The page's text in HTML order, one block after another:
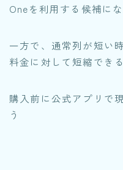
Oneを利用する候補に
一方で、通常列が短い
料金に対して短縮でき
購入前に公式アプリで
う